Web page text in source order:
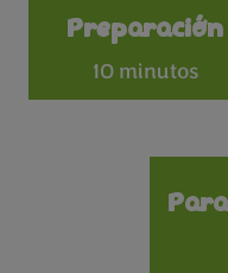
Preparación
10 minutos